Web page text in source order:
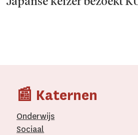
📰 Katernen
Onderwijs
Sociaal